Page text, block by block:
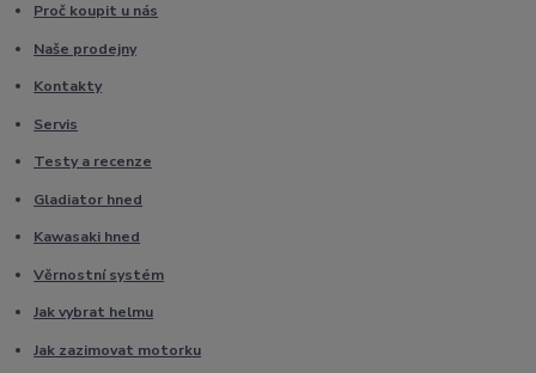
Proč koupit u nás
Naše prodejny
Kontakty
Servis
Testy a recenze
Gladiator hned
Kawasaki hned
Věrnostní systém
Jak vybrat helmu
Jak zazimovat motorku